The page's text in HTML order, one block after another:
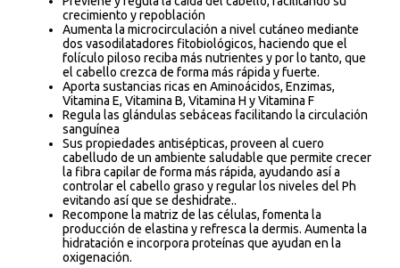
crecimiento y repoblación
Aumenta la microcirculación a nivel cutáneo mediante
dos vasodilatadores fitobiológicos, haciendo que el
folículo piloso reciba más nutrientes y por lo tanto, que
el cabello crezca de forma más rápida y fuerte.
Aporta sustancias ricas en Aminoácidos, Enzimas,
Vitamina E, Vitamina B, Vitamina H y Vitamina F
Regula las glándulas sebáceas facilitando la circulación
sanguínea
Sus propiedades antisépticas, proveen al cuero
cabelludo de un ambiente saludable que permite crecer
la fibra capilar de forma más rápida, ayudando así a
controlar el cabello graso y regular los niveles del Ph
evitando así que se deshidrate..
Recompone la matriz de las células, fomenta la
producción de elastina y refresca la dermis. Aumenta la
hidratación e incorpora proteínas que ayudan en la
oxigenación.